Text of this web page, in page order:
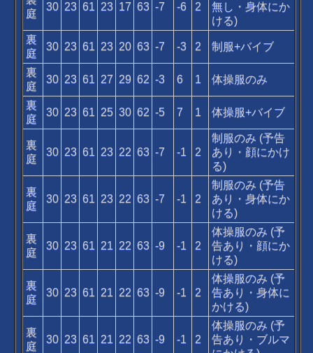
庭
30 23 61 23 17 63 -7 -6 2
無し・身体にか
ける)
裏
庭
30 23 61 23 20 63 -7 -3 2 制服+バイブ
裏
庭
30 23 61 27 29 62 -3 6 1 体操服のみ
裏
庭
30 23 61 25 30 62 -5 7 1 体操服+バイブ
裏
庭
30 23 61 23 22 63 -7 -1 2
制服のみ (予告
あり・顔にかけ
る)
裏
庭
30 23 61 23 22 63 -7 -1 2
制服のみ (予告
あり・身体にか
ける)
裏
庭
30 23 61 21 22 63 -9 -1 2
体操服のみ (予
告あり・顔にか
ける)
裏
庭
30 23 61 21 22 63 -9 -1 2
体操服のみ (予
告あり・身体に
かける)
裏
庭
30 23 61 21 22 63 -9 -1 2
体操服のみ (予
告あり・ブルマ